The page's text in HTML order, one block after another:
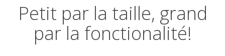
Petit par la taille, grand
par la fonctionalité!